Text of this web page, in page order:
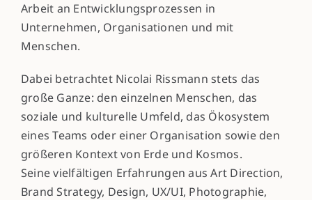
Arbeit an Entwicklungsprozessen in
Unternehmen, Organisationen und mit
Menschen.
Dabei betrachtet Nicolai Rissmann stets das
große Ganze: den einzelnen Menschen, das
soziale und kulturelle Umfeld, das Ökosystem
eines Teams oder einer Organisation sowie den
größeren Kontext von Erde und Kosmos.
Seine vielfältigen Erfahrungen aus Art Direction,
Brand Strategy, Design, UX/UI, Photographie,